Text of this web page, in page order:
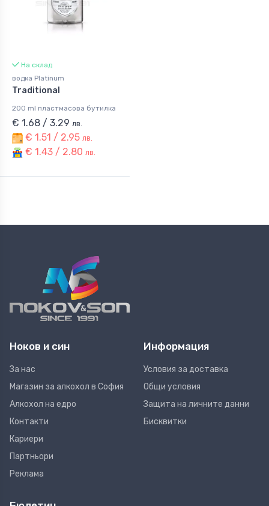
На склад
водка Platinum
Traditional
200 ml пластмасова бутилка
€ 1.68 / 3.29 лв.
€ 1.51 / 2.95 лв.
€ 1.43 / 2.80 лв.
Ноков и син
За нас
Магазин за алкохол в София
Алкохол на едро
Контакти
Кариери
Партньори
Реклама
Информация
Условия за доставка
Общи условия
Защита на личните данни
Бисквитки